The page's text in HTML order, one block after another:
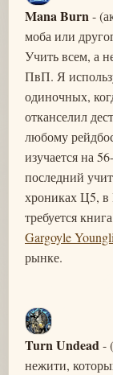
Mana Burn -
моба или
Учить всем, а
ПвП. Я
одиночных,
отканселил
любому
изучается на
последний
хрониках Ц5, в
требуется
Gargoyle
рынке.
Turn Undead -
нежити,